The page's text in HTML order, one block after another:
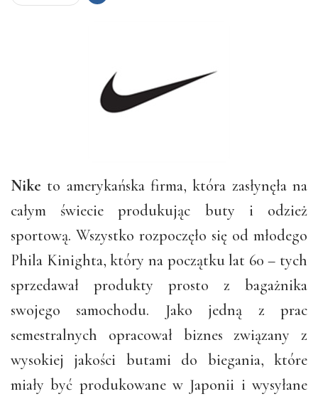
Nike to amerykańska firma, która zasłynęła na
całym świecie produkując buty i odzież
sportową. Wszystko rozpoczęło się od młodego
Phila Kinighta, który na początku lat 60 – tych
sprzedawał produkty prosto z bagażnika
swojego samochodu. Jako jedną z prac
semestralnych opracował biznes związany z
wysokiej jakości butami do biegania, które
miały być produkowane w Japonii i wysyłane